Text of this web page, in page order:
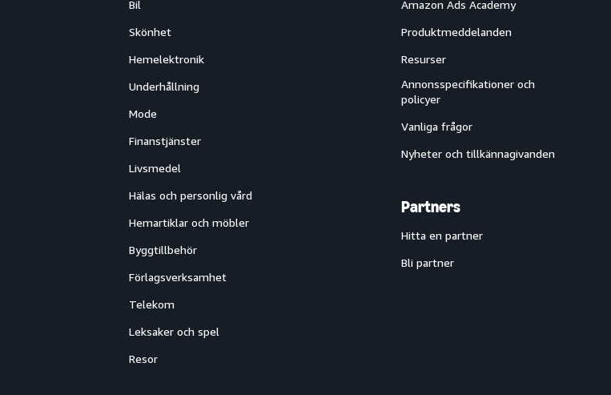
Bil
Skönhet
Hemelektronik
Underhållning
Mode
Finanstjänster
Livsmedel
Hälas och personlig vård
Hemartiklar och möbler
Byggtillbehör
Förlagsverksamhet
Telekom
Leksaker och spel
Resor
Amazon Ads Academy
Produktmeddelanden
Resurser
Annonsspecifikationer och
policyer
Vanliga frågor
Nyheter och tillkännagivanden
Partners
Hitta en partner
Bli partner